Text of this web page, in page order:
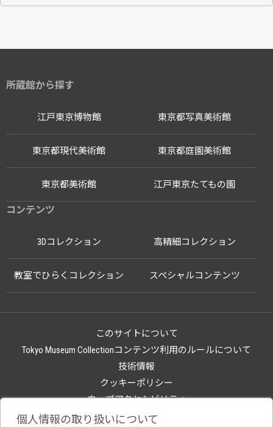
所蔵館から探す
江戸東京博物館
江戸東京たてもの園
東京都写真美術館
東京都現代美術館 東京都庭園美術館
東京都美術館
コンテンツ
3Dコレクション 高精細コレクション
教室でひらくコレクション スペシャルコンテンツ
このサイトについて
Tokyo Museum Collectionコンテンツ利用のルールについて
技術情報
クッキーポリシー
ウェブアクセシビリティ
関連サイト
個人情報の取り扱いについて